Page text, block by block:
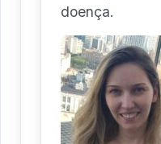
doença.